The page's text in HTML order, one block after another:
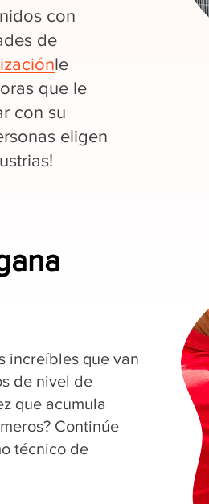
con
de
le
que le
con su
eligen
increíbles que van
de nivel de
que acumula
Continúe
técnico de